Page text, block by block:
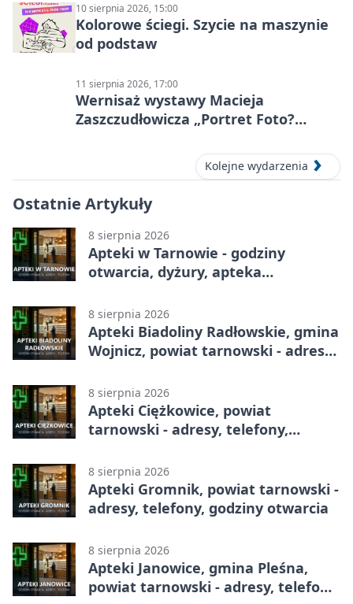
10 sierpnia 2026, 15:00
Kolorowe ściegi. Szycie na maszynie
od podstaw
11 sierpnia 2026, 17:00
Wernisaż wystawy Macieja
Zaszczudłowicza „Portret Foto?
Kolejne wydarzenia
Ostatnie Artykuły
8 sierpnia 2026
Apteki w Tarnowie - godziny
otwarcia, dyżury, apteka
8 sierpnia 2026
Apteki Biadoliny Radłowskie, gmina
Wojnicz, powiat tarnowski - adresy,
8 sierpnia 2026
Apteki Ciężkowice, powiat
tarnowski - adresy, telefony,
8 sierpnia 2026
Apteki Gromnik, powiat tarnowski -
adresy, telefony, godziny otwarcia
8 sierpnia 2026
Apteki Janowice, gmina Pleśna,
powiat tarnowski - adresy, telefony,